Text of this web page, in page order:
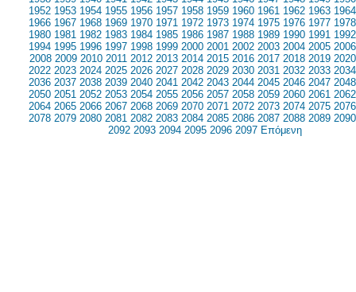
1952 1953 1954 1955 1956 1957 1958 1959 1960 1961 1962 1963 1964
1966 1967 1968 1969 1970 1971 1972 1973 1974 1975 1976 1977 1978
1980 1981 1982 1983 1984 1985 1986 1987 1988 1989 1990 1991 1992
1994 1995 1996 1997 1998 1999 2000 2001 2002 2003 2004 2005 2006
2008 2009 2010 2011 2012 2013 2014 2015 2016 2017 2018 2019 2020
2022 2023 2024 2025 2026 2027 2028 2029 2030 2031 2032 2033 2034
2036 2037 2038 2039 2040 2041 2042 2043 2044 2045 2046 2047 2048
2050 2051 2052 2053 2054 2055 2056 2057 2058 2059 2060 2061 2062
2064 2065 2066 2067 2068 2069 2070 2071 2072 2073 2074 2075 2076
2078 2079 2080 2081 2082 2083 2084 2085 2086 2087 2088 2089 2090
2092 2093 2094 2095 2096 2097 Επόμενη